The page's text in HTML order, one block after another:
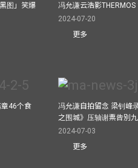
图」笑爆
冯允谦云浩影
2024-07-20
更多
46个食
冯允谦自拍留念 梁钊峰
之围城》压轴谢票告別
2024-07-03
更多